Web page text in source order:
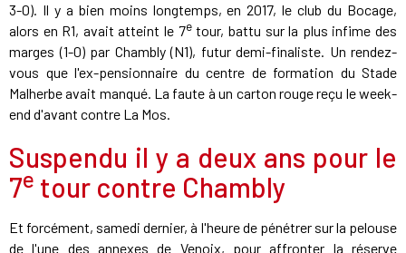
3-0). Il y a bien moins longtemps, en 2017, le club du Bocage,
alors en R1, avait atteint le 7etour, battu sur la plus infime des
marges (1-0) par Chambly (N1), futur demi-finaliste. Un rendez-
vous que l'ex-pensionnaire du centre de formation du Stade
Malherbe avait manqué. La faute à un carton rouge reçu le week-
end d'avant contre La Mos.
Suspendu il y a deux ans pour le
7e tour contre Chambly
Et forcément, samedi dernier, à l'heure de pénétrer sur la pelouse
de l'une des annexes de Venoix, pour affronter la réserve